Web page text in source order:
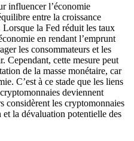
influencer l’économie
entre la croissance
la Fed réduit les taux
en rendant l’emprunt
les consommateurs et les
Cependant, cette mesure peut
de la masse monétaire, car
C’est à ce stade que les liens
deviennent
considèrent les cryptomonnaies
la dévaluation potentielle des